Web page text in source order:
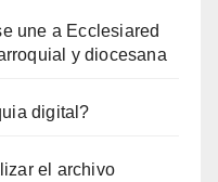
une a Ecclesiared
y diocesana
digital?
el archivo